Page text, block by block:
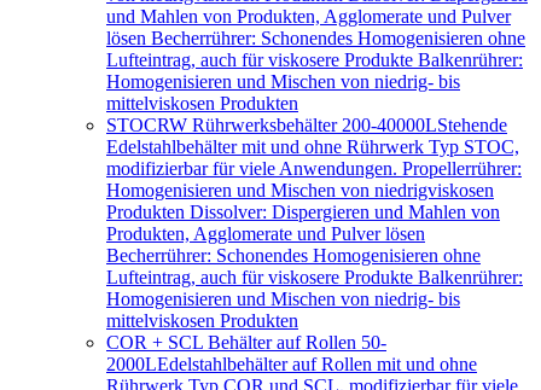
und Mahlen von Produkten, Agglomerate und Pulver
lösen Becherrührer: Schonendes Homogenisieren ohne
Lufteintrag, auch für viskosere Produkte Balkenrührer:
Homogenisieren und Mischen von niedrig- bis
mittelviskosen Produkten
STOCRW Rührwerksbehälter 200-40000LStehende
Edelstahlbehälter mit und ohne Rührwerk Typ STOC,
modifizierbar für viele Anwendungen. Propellerrührer:
Homogenisieren und Mischen von niedrigviskosen
Produkten Dissolver: Dispergieren und Mahlen von
Produkten, Agglomerate und Pulver lösen
Becherrührer: Schonendes Homogenisieren ohne
Lufteintrag, auch für viskosere Produkte Balkenrührer:
Homogenisieren und Mischen von niedrig- bis
mittelviskosen Produkten
COR + SCL Behälter auf Rollen 50-
2000LEdelstahlbehälter auf Rollen mit und ohne
Rührwerk Typ COR und SCL, modifizierbar für viele